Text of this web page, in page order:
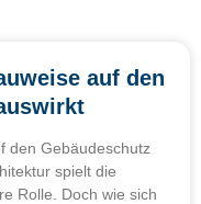
auf den
den Gebäudeschutz
spielt die
Rolle. Doch wie sich